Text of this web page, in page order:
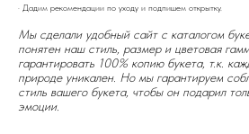
· Дадим рекомендации по уходу и подпишем открытку.
Мы сделали удобный сайт с каталогом
понятен наш стиль, размер и цветовая
гарантировать 100% копию букета, т.к.
природе уникален. Но мы гарантируем
стиль вашего букета, чтобы он подарил
эмоции.